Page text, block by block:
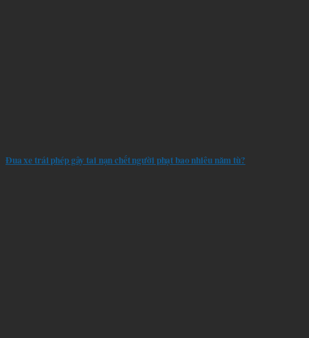
Đua xe trái phép gây tai nạn chết người phạt bao nhiêu năm tù?